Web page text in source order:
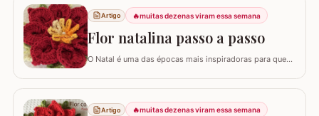
fio com certeza sabe que a qualidade é indiscutível. É
mais durável e possui cores vibrantes deixando
agregando ainda mais valor em nossas…
Artigo 🔥muitas dezenas viram essa semana
Flor natalina passo a passo
O Natal é uma das épocas mais inspiradoras para quem
uma criação belíssima da artesã Shirley Lucimar, que
Artigo 🔥muitas dezenas viram essa semana